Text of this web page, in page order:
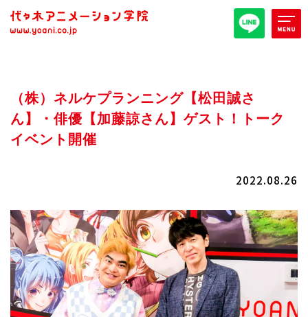
パンフレット取り寄せ
代アニ概要
学部・学科紹介
（株）ネルケプランニング【松田誠さ
ん】・俳優【加藤諒さん】ゲスト！トーク
イベント開催
2022.08.26